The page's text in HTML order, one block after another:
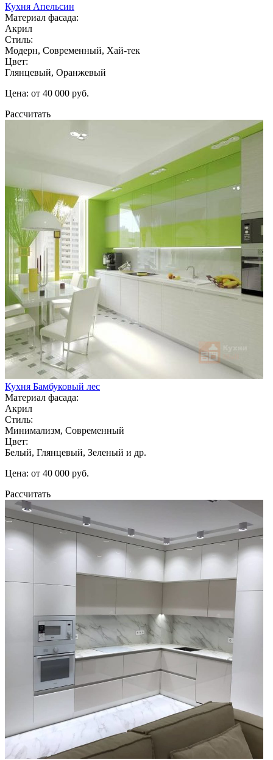
Кухня Апельсин
Материал фасада:
Акрил
Стиль:
Модерн, Современный, Хай-тек
Цвет:
Глянцевый, Оранжевый
Цена: от 40 000 руб.
Рассчитать
Кухня Бамбуковый лес
Материал фасада:
Акрил
Стиль:
Минимализм, Современный
Цвет:
Белый, Глянцевый, Зеленый и др.
Цена: от 40 000 руб.
Рассчитать